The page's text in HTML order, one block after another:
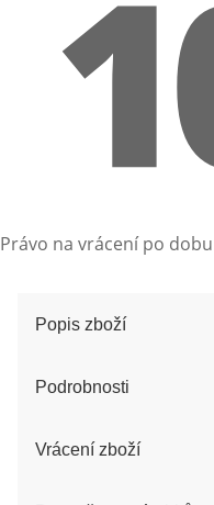
Právo na vrácení po
Popis zboží
Podrobnosti
Vrácení zboží